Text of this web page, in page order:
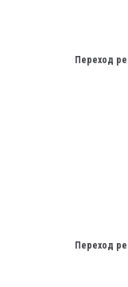
Переход
Переход